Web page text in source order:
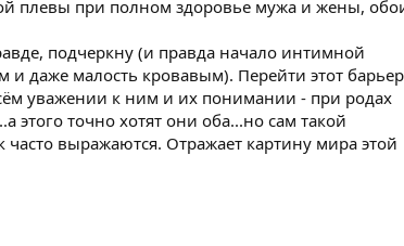
плевы при полном здоровье мужа и жены,
подчеркну (и правда начало интимной
даже малость кровавым). Перейти этот
уважении к ним и их понимании - при родах
этого точно хотят они оба...но сам такой
выражаются. Отражает картину мира этой